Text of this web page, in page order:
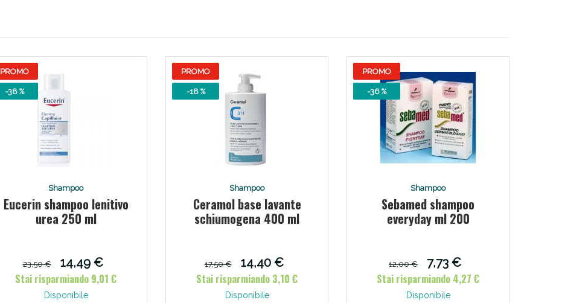
PROMO
-38 %
Shampoo
Eucerin shampoo lenitivo
urea 250 ml
23,50 €
14,49 €
Stai risparmiando 9,01 €
Disponibile
PROMO
-18 %
Shampoo
Ceramol base lavante
schiumogena 400 ml
17,50 €
14,40 €
Stai risparmiando 3,10 €
Disponibile
PROMO
-36 %
Shampoo
Sebamed shampoo
everyday ml 200
12,00 €
7,73 €
Stai risparmiando 4,27 €
Disponibile
Vie Urinarie e Prostata: Sconti fino al 45% oggi!